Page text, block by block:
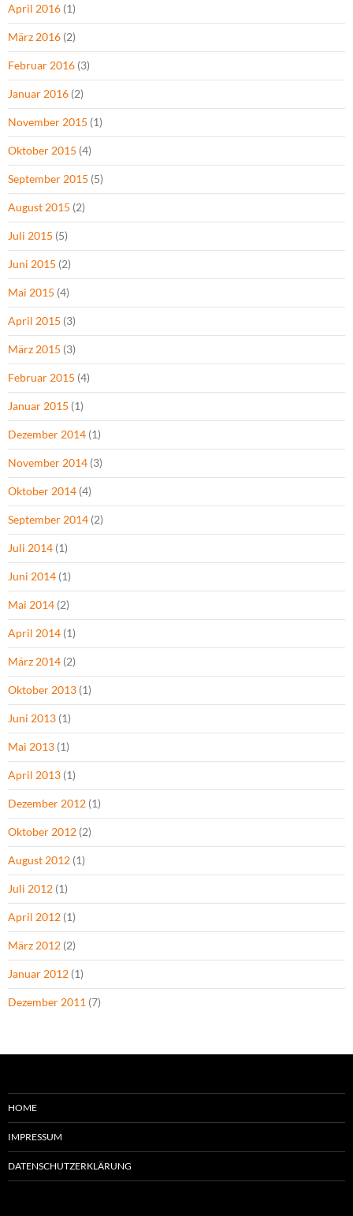
April 2016 (1)
März 2016 (2)
Februar 2016 (3)
Januar 2016 (2)
November 2015 (1)
Oktober 2015 (4)
September 2015 (5)
August 2015 (2)
Juli 2015 (5)
Juni 2015 (2)
Mai 2015 (4)
April 2015 (3)
März 2015 (3)
Februar 2015 (4)
Januar 2015 (1)
Dezember 2014 (1)
November 2014 (3)
Oktober 2014 (4)
September 2014 (2)
Juli 2014 (1)
Juni 2014 (1)
Mai 2014 (2)
April 2014 (1)
März 2014 (2)
Oktober 2013 (1)
Juni 2013 (1)
Mai 2013 (1)
April 2013 (1)
Dezember 2012 (1)
Oktober 2012 (2)
August 2012 (1)
Juli 2012 (1)
April 2012 (1)
März 2012 (2)
Januar 2012 (1)
Dezember 2011 (7)
HOME
IMPRESSUM
DATENSCHUTZERKLÄRUNG